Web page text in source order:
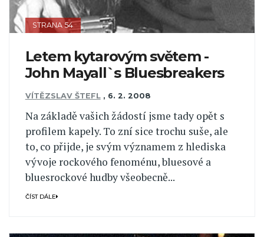
STRANA 54
Letem kytarovým světem -
John Mayall`s Bluesbreakers
VÍTĚZSLAV ŠTEFL , 6. 2. 2008
Na základě vašich žádostí jsme tady opět s
profilem kapely. To zní sice trochu suše, ale
to, co přijde, je svým významem z hlediska
vývoje rockového fenoménu, bluesové a
bluesrockové hudby všeobecně...
ČÍST DÁLE